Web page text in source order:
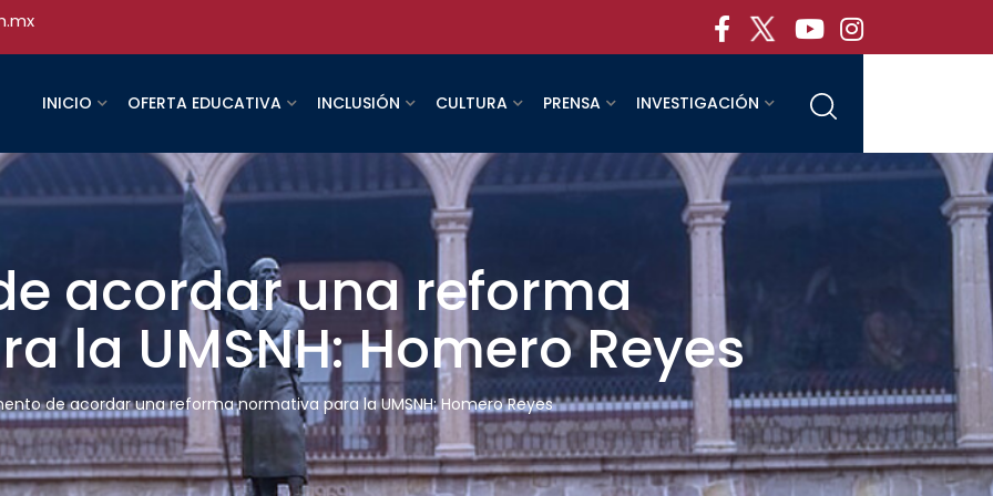
INICIO OFERTA EDUCATIVA INCLUSIÓN CULTURA PRENSA INVESTIGACIÓN
acordar una reforma
la UMSNH: Homero Reyes
de acordar una reforma normativa para la UMSNH: Homero Reyes